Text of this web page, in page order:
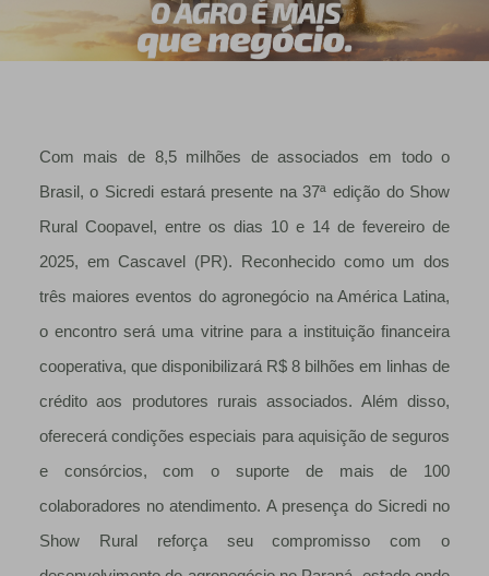
Com mais de 8,5 milhões de associados em todo o
Brasil, o Sicredi estará presente na 37ª edição do Show
Rural Coopavel, entre os dias 10 e 14 de fevereiro de
2025, em Cascavel (PR). Reconhecido como um dos
três maiores eventos do agronegócio na América Latina,
o encontro será uma vitrine para a instituição financeira
cooperativa, que disponibilizará R$ 8 bilhões em linhas de
crédito aos produtores rurais associados. Além disso,
oferecerá condições especiais para aquisição de seguros
e consórcios, com o suporte de mais de 100
colaboradores no atendimento. A presença do Sicredi no
Show Rural reforça seu compromisso com o